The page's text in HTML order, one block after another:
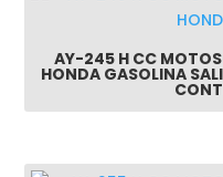
AY-245 H CC
HONDA GASOLINA